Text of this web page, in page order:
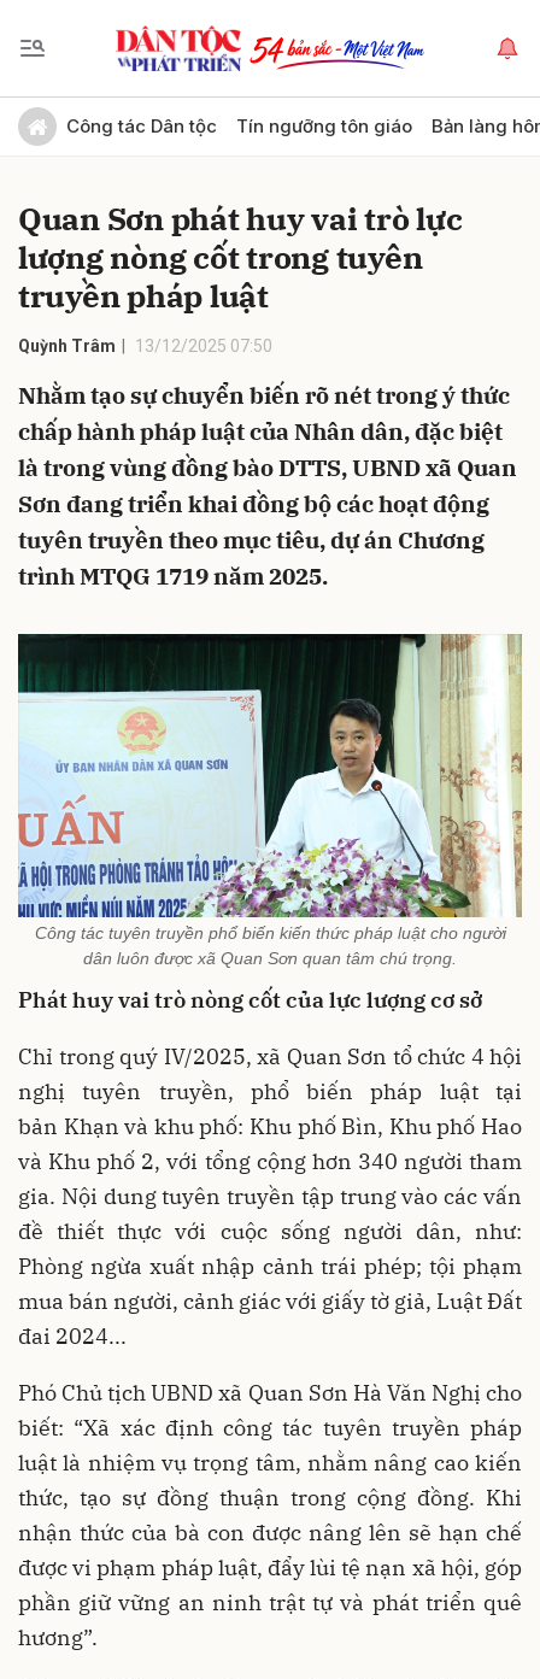
Công tác Dân tộc Tín ngưỡng tôn giáo Bản làng
Quan Sơn phát huy vai trò lực
lượng nòng cốt trong tuyên
truyền pháp luật
Quỳnh Trâm 13/12/2025 07:50
Nhằm tạo sự chuyển biến rõ nét trong ý thức
chấp hành pháp luật của Nhân dân, đặc biệt
là trong vùng đồng bào DTTS, UBND xã Quan
Sơn đang triển khai đồng bộ các hoạt động
tuyên truyền theo mục tiêu, dự án Chương
trình MTQG 1719 năm 2025.
Công tác tuyên truyền phổ biến kiến thức pháp luật cho người
dân luôn được xã Quan Sơn quan tâm chú trọng.
Phát huy vai trò nòng cốt của lực lượng cơ sở
Chỉ trong quý IV/2025, xã Quan Sơn tổ chức 4 hội
nghị tuyên truyền, phổ biến pháp luật tại
bản Khạn và khu phố: Khu phố Bìn, Khu phố Hao
và Khu phố 2, với tổng cộng hơn 340 người tham
gia. Nội dung tuyên truyền tập trung vào các vấn
đề thiết thực với cuộc sống người dân, như:
Phòng ngừa xuất nhập cảnh trái phép; tội phạm
mua bán người, cảnh giác với giấy tờ giả, Luật Đất
đai 2024...
Phó Chủ tịch UBND xã Quan Sơn Hà Văn Nghị cho
biết: “Xã xác định công tác tuyên truyền pháp
luật là nhiệm vụ trọng tâm, nhằm nâng cao kiến
thức, tạo sự đồng thuận trong cộng đồng. Khi
nhận thức của bà con được nâng lên sẽ hạn chế
được vi phạm pháp luật, đẩy lùi tệ nạn xã hội, góp
phần giữ vững an ninh trật tự và phát triển quê
hương”.
Gửi bình luận